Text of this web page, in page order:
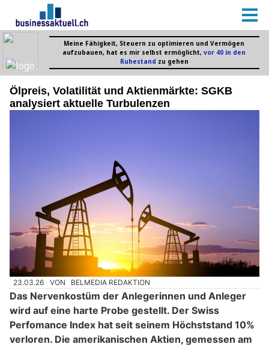
Ölpreis, Volatilität und Aktienmärkte: SGKB
analysiert aktuelle Turbulenzen
23.03.26 VON BELMEDIA REDAKTION
Das Nervenkostüm der Anlegerinnen und Anleger
wird auf eine harte Probe gestellt. Der Swiss
Perfomance Index hat seit seinem Höchststand 10%
verloren. Die amerikanischen Aktien, gemessen am